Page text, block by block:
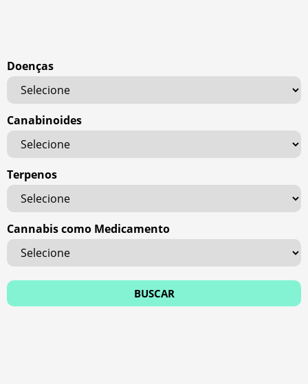
Doenças
Canabinoides
Terpenos
Cannabis como Medicamento